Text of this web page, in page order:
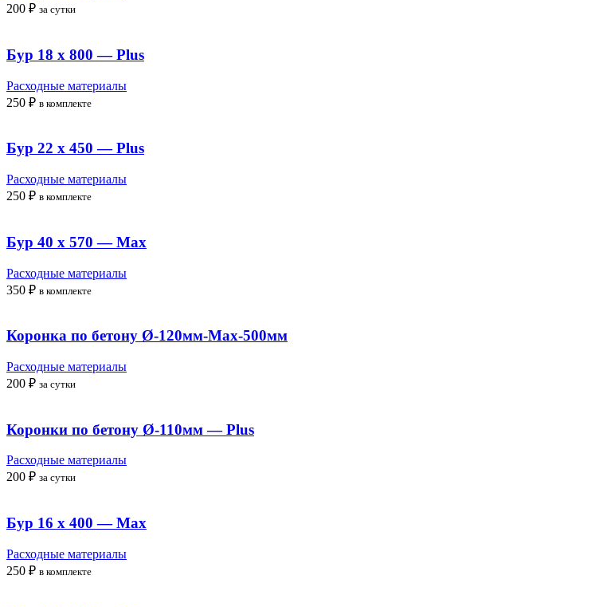
200 ₽ за сутки
Бур 18 x 800 — Plus
Расходные материалы
250 ₽ в комплекте
Бур 22 x 450 — Plus
Расходные материалы
250 ₽ в комплекте
Бур 40 x 570 — Max
Расходные материалы
350 ₽ в комплекте
Коронка по бетону Ø-120мм-Max-500мм
Расходные материалы
200 ₽ за сутки
Коронки по бетону Ø-110мм — Plus
Расходные материалы
200 ₽ за сутки
Бур 16 x 400 — Max
Расходные материалы
250 ₽ в комплекте